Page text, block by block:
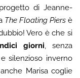
di Jeanne-
The Floating Piersè
Vero è che si
giorni , senza
silenzioso inverno
Marisa coglie